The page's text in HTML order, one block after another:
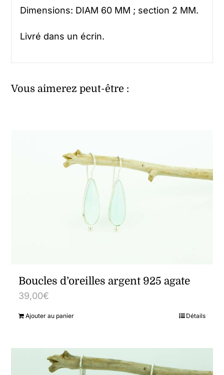
Dimensions: DIAM 60 MM ; section 2 MM.
Livré dans un écrin.
Vous aimerez peut-être :
Boucles d’oreilles argent 925 agate
39,00€
Ajouter au panier Détails